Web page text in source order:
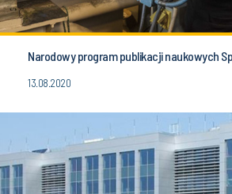
Narodowy program publikacji naukowych
13.08.2020